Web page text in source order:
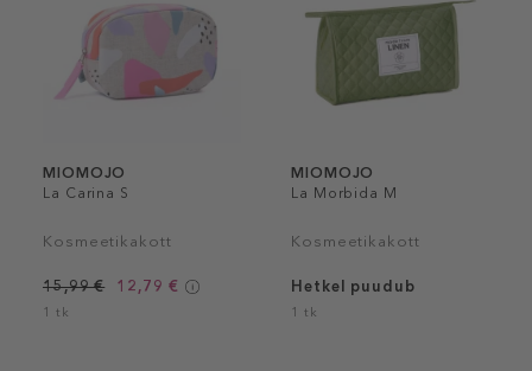
MIOMOJO
La Carina S
Kosmeetikakott
15,99 € 12,79 €
1 tk
MIOMOJO
La Morbida M
Kosmeetikakott
Hetkel puudub
1 tk